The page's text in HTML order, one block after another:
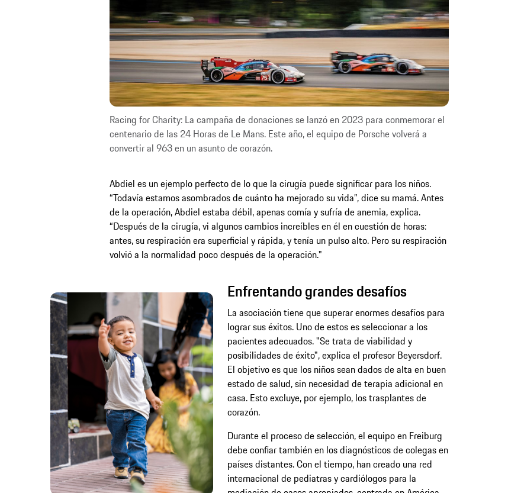
Racing for Charity: La campaña de donaciones se lanzó en 2023 para conmemorar el
centenario de las 24 Horas de Le Mans. Este año, el equipo de Porsche volverá a
convertir al 963 en un asunto de corazón.
Abdiel es un ejemplo perfecto de lo que la cirugía puede significar para los niños.
“Todavía estamos asombrados de cuánto ha mejorado su vida”, dice su mamá. Antes
de la operación, Abdiel estaba débil, apenas comía y sufría de anemia, explica.
“Después de la cirugía, vi algunos cambios increíbles en él en cuestión de horas:
antes, su respiración era superficial y rápida, y tenía un pulso alto. Pero su respiración
volvió a la normalidad poco después de la operación."
Enfrentando grandes desafíos
La asociación tiene que superar enormes desafíos para
lograr sus éxitos. Uno de estos es seleccionar a los
pacientes adecuados. "Se trata de viabilidad y
posibilidades de éxito", explica el profesor Beyersdorf.
El objetivo es que los niños sean dados de alta en buen
estado de salud, sin necesidad de terapia adicional en
casa. Esto excluye, por ejemplo, los trasplantes de
corazón.
Durante el proceso de selección, el equipo en Freiburg
debe confiar también en los diagnósticos de colegas en
países distantes. Con el tiempo, han creado una red
internacional de pediatras y cardiólogos para la